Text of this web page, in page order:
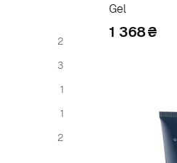
2
3
1
1
2
Gel
1 368₴